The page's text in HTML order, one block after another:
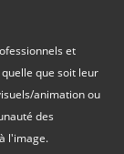
et
que soit leur
animation ou
des
l'image.